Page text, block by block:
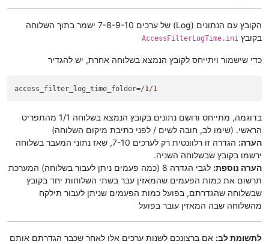
הקובץ עם הנתונים (Log) של ערכים 7-8-9-10 ישמר בתוך השלוחה
בקובץ AccessFilterLogTime.ini
כדי שישמור ויתייחס לקובץ הנמצא בשלוחה אחרת, יש להגדיר
access_filter_log_time_folder=/1 /1
בדוגמה, מתייחס ורושם נתונים בקובץ הנמצא בשלוחה 1/1 מהתפריט
הראשי. (שימו לב, חובה לשים / לפני כתיבת מיקום השלוחה)
הערה:
הגדרה זו רלוונטית רק לערכים 7-10, שאז נתוני המעבר בשלוחה
ירשמו בקובץ שבשלוחה השניה.
הערה נוספת:
לגבי הגדרה 8 (כמה פעמים ניתן לעבור בשלוחה) המערכת
תרשום את כמות הפעמים שהמאזין עבר בשתי השלוחות יחד בקובץ
שבשלוחה שהגדרתם, בפועל כמות הפעמים שניתן לעבור תילקח
מהשלוחה שבה המאזין עובר בפועל
לתשומת לב: אם ברצונכם לשנות ערכים אלו לאחר שכבר הגדרתם אותם